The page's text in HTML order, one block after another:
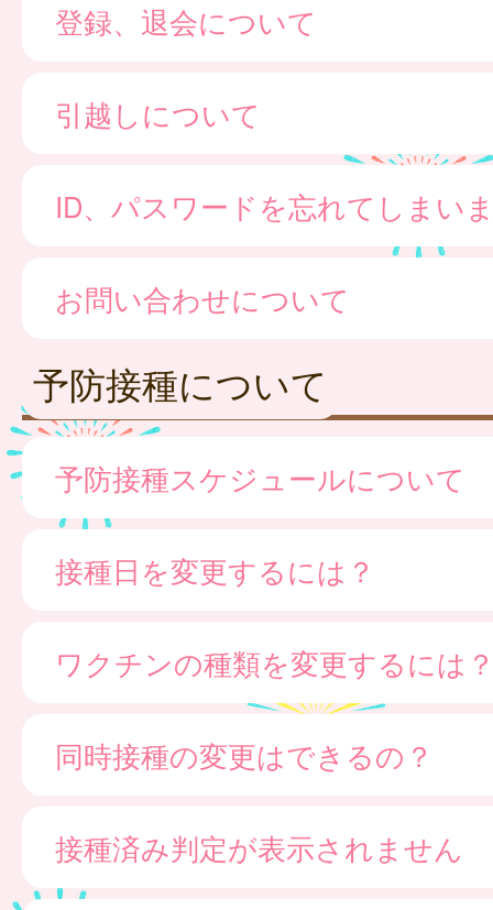
登録、退会について
引越しについて
ID、パスワードを忘れてしまい
お問い合わせについて
予防接種について
予防接種スケジュールについて
接種日を変更するには？
ワクチンの種類を変更するには
同時接種の変更はできるの？
接種済み判定が表示されません